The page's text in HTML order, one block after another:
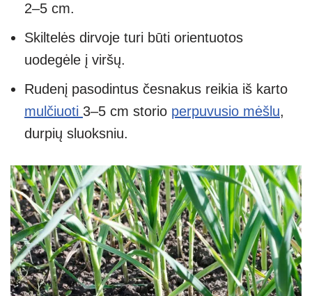
2–5 cm.
Skiltelės dirvoje turi būti orientuotos
uodegėle į viršų.
Rudenį pasodintus česnakus reikia iš karto
mulčiuoti 3–5 cm storio perpuvusio mėšlu,
durpių sluoksniu.